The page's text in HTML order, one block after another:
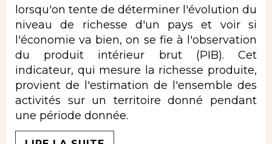
lorsqu'on tente de déterminer l'évolution du
niveau de richesse d'un pays et voir si
l'économie va bien, on se fie à l'observation
du produit intérieur brut (PIB). Cet
indicateur, qui mesure la richesse produite,
provient de l'estimation de l'ensemble des
activités sur un territoire donné pendant
une période donnée.